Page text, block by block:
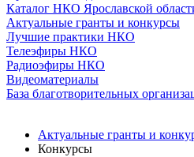
Каталог НКО Ярославской
Актуальные гранты и конкурсы
Лучшие практики НКО
Телеэфиры НКО
Радиоэфиры НКО
Видеоматериалы
База благотворительных
Актуальные гранты и
Конкурсы